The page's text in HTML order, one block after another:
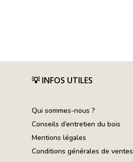
💡INFOS UTILES
Qui sommes-nous ?
Conseils d’entretien du bois
Mentions légales
Conditions générales de ventes